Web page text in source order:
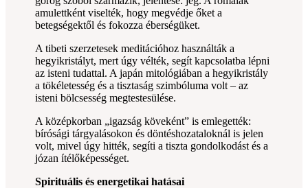
amulettként viselték, hogy megvédje őket a
betegségektől és fokozza éberségüket.
A tibeti szerzetesek meditációhoz használták a
hegyikristályt, mert úgy vélték, segít kapcsolatba lépni
az isteni tudattal. A japán mitológiában a hegyikristály
a tökéletesség és a tisztaság szimbóluma volt – az
isteni bölcsesség megtestesülése.
A középkorban „igazság köveként” is emlegették:
bírósági tárgyalásokon és döntéshozataloknál is jelen
volt, mivel úgy hitték, segíti a tiszta gondolkodást és a
józan ítélőképességet.
Spirituális és energetikai hatásai